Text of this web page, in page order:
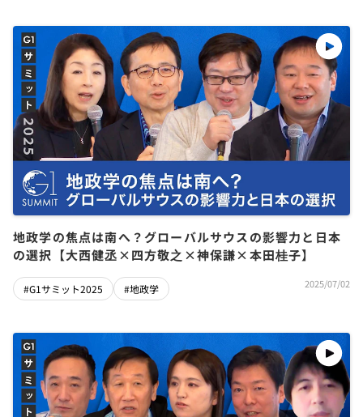
地政学の焦点は南へ？グローバルサウスの影響力と日本
の選択【大西健丞×四方敬之×神保謙×本田桂子】
#G1サミット2025 #地政学 2025/07/02